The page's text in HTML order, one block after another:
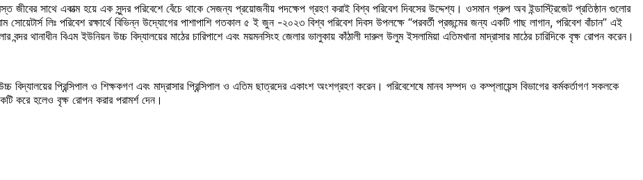
জীবের সাথে একাত্ম হয়ে এক সুন্দর পরিবেশে বেঁচে থাকে সেজন্য প্রয়োজনীয় পদক্ষেপ গ্রহণ করাই বিশ্ব পরিবেশ দিবসের উদ্দেশ্য। ওসমান গ্রুপ অব ইন্ডাস্ট্রিজেট প্রতিষ্ঠান গুলোর
সোয়েটার্স লিঃ পরিবেশ রক্ষার্থে বিভিন্ন উদ্যোগের পাশাপাশি গতকাল ৫ ই জুন -২০২৩ বিশ্ব পরিবেশ দিবস উপলক্ষে “পরবর্তী প্রজন্মের জন্য একটি গাছ লাগান, পরিবেশ বাঁচান” এই
থানাধীন বিএম ইউনিয়ন উচ্চ বিদ্যালয়ের মাঠের চারিপাশে এবং ময়মনসিংহ জেলার ভালুকায় কাঁঠালী দারুল উলুম ইসলামিয়া এতিমখানা মাদ্রাসার মাঠের চারিদিকে বৃক্ষ রোপন করেন।
প্রিন্সিপাল ও শিক্ষকগণ এবং মাদ্রাসার প্রিন্সিপাল ও এতিম ছাত্রদের একাংশ অংশগ্রহণ করেন। পরিবেশেষে মানব সম্পদ ও কম্প্লায়েন্স বিভাগের কর্মকর্তাগণ সকলকে
করে হলেও বৃক্ষ রোপন করার পরামর্শ দেন।